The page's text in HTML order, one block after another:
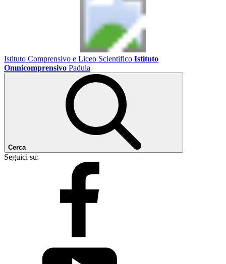
Istituto Comprensivo e Liceo Scientifico Istituto
Omnicomprensivo Padula
Cerca
Seguici su: